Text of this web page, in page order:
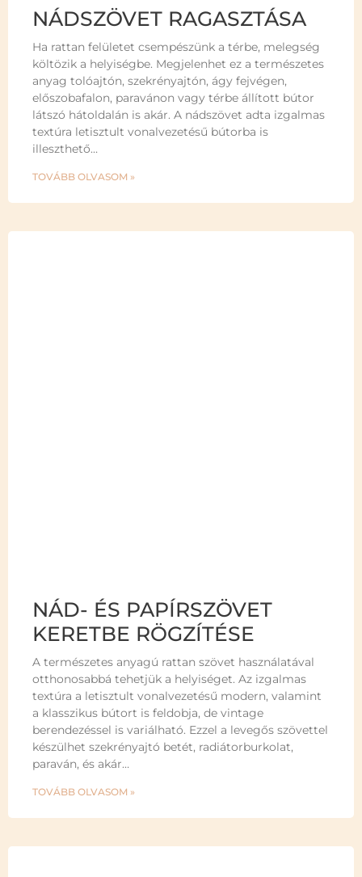
NÁDSZÖVET RAGASZTÁSA
Ha rattan felületet csempészünk a térbe, melegség
költözik a helyiségbe. Megjelenhet ez a természetes
anyag tolóajtón, szekrényajtón, ágy fejvégen,
előszobafalon, paravánon vagy térbe állított bútor
látszó hátoldalán is akár. A nádszövet adta izgalmas
textúra letisztult vonalvezetésű bútorba is
illeszthető…
TOVÁBB OLVASOM »
NÁD- ÉS PAPÍRSZÖVET
KERETBE RÖGZÍTÉSE
A természetes anyagú rattan szövet használatával
otthonosabbá tehetjük a helyiséget. Az izgalmas
textúra a letisztult vonalvezetésű modern, valamint
a klasszikus bútort is feldobja, de vintage
berendezéssel is variálható. Ezzel a levegős szövettel
készülhet szekrényajtó betét, radiátorburkolat,
paraván, és akár…
TOVÁBB OLVASOM »